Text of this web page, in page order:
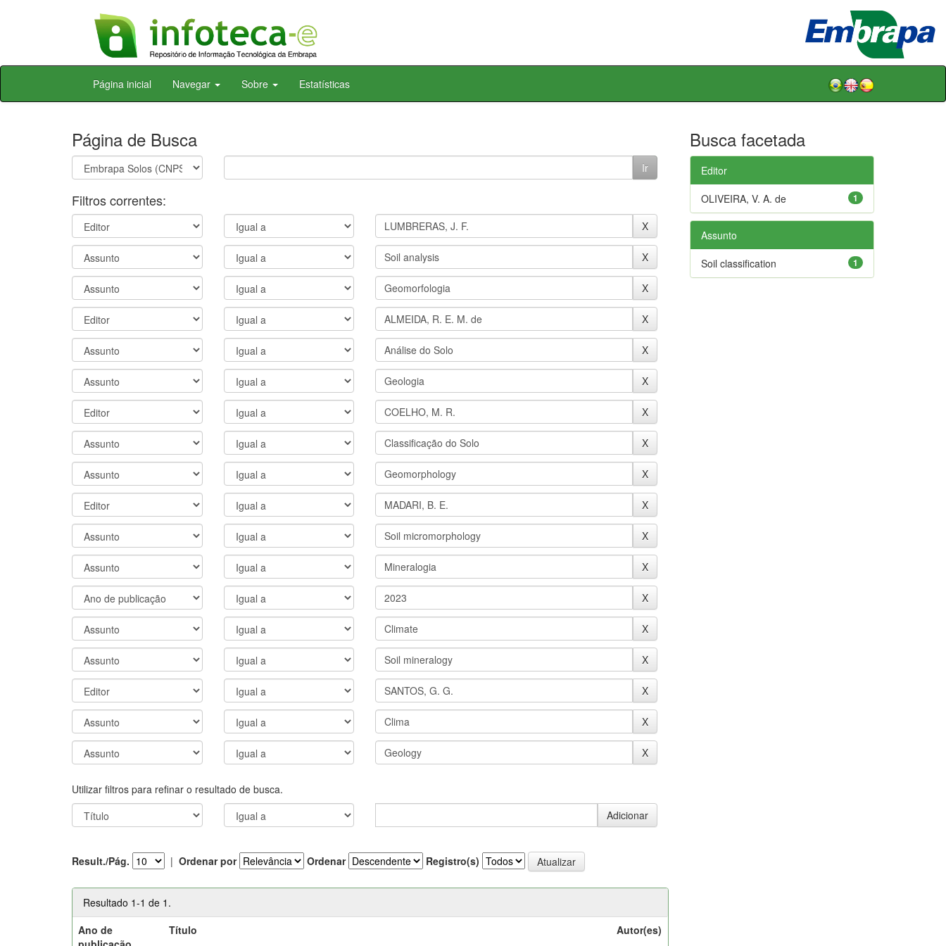
Skip
Página inicial Navegar Sobre Estatísticas
Página de Busca
Filtros correntes:
Utilizar filtros para refinar o resultado de busca.
Result./Pág. | Ordenar por Ordenar Registro(s)
Resultado 1-1 de 1.
Ano de
Título Autor(es)
Busca facetada
Editor
1
OLIVEIRA, V. A. de
Assunto
1
Soil classification